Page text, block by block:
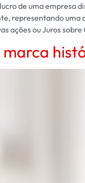
de uma empresa
representando uma
ações ou Juros